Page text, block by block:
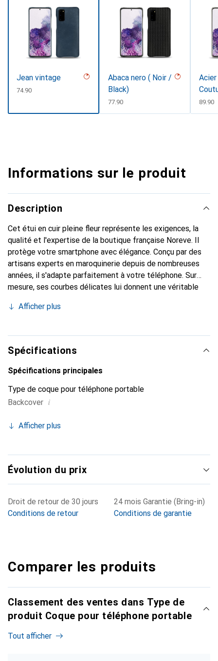
Jean vintage
CHF
74.90
Abaca nero ( Noir /
Black)
CHF
77.90 CHF
89.90
Informations sur le produit
Description
Cet étui en cuir pleine fleur représente les exigences, la
qualité et l'expertise de la boutique française Noreve. Il
protège votre smartphone avec élégance. Conçu par des
artisans experts en maroquinerie depuis de nombreuses
années, il s'adapte parfaitement à votre téléphone. Sur
mesure, ses courbes délicates lui donnent une véritable
incontournable pour votre smartphone. Reconnu
marque Noreve est un choix sûr pour une clientèle
exigeante.
Afficher plus
Spécifications
Spécifications principales
Type de coque pour téléphone portable
Backcover i
Afficher plus
Évolution du prix
Droit de retour de 30 jours
Conditions de retour
24 mois Garantie (Bring-in)
Conditions de garantie
Comparer les produits
Classement des ventes dans Type de
produit Coque pour téléphone portable
Tout afficher